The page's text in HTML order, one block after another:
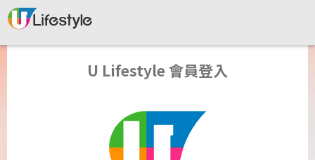
U Lifestyle 會員登入